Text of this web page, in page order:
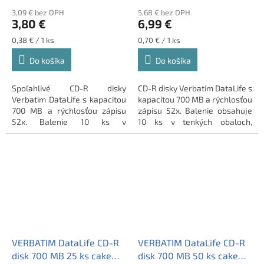
3,09 € bez DPH
3,80 €
Jednotková
cena:
0,38 € / 1 ks
Do košíka
Spoľahlivé CD-R disky
Verbatim DataLife s kapacitou
700 MB a rýchlosťou zápisu
52x. Balenie 10 ks v
praktickom cake boxe.
5,68 € bez DPH
6,99 €
Jednotková
cena:
0,70 € / 1 ks
Do košíka
CD-R disky Verbatim DataLife s
kapacitou 700 MB a rýchlosťou
zápisu 52x. Balenie obsahuje
10 ks v tenkých obaloch,
ideálne na spoľahlivé
VERBATIM DataLife CD-R
disk 700 MB 25 ks cake
VERBATIM DataLife CD-R
disk 700 MB 50 ks cake